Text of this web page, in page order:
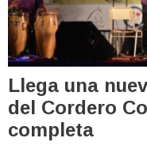
Llega una
del Cordero
completa